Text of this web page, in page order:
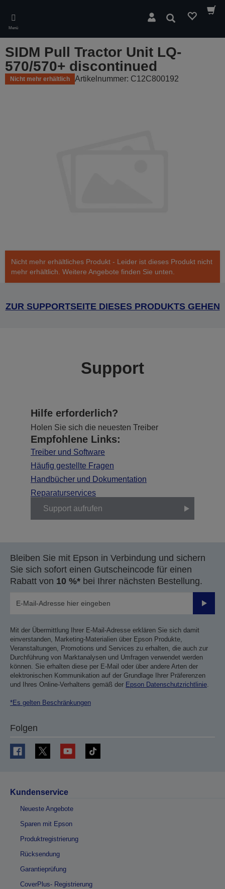
main
content
Menü
Suchen
SIDM Pull Tractor Unit LQ-
570/570+ discontinued
Nicht mehr erhältlich Artikelnummer: C12C800192
Nicht mehr erhältliches Produkt - Leider ist dieses Produkt nicht
mehr erhältlich. Weitere Angebote finden Sie unten.
ZUR SUPPORTSEITE DIESES PRODUKTS GEHEN
Support
Hilfe erforderlich?
Holen Sie sich die neuesten Treiber
Empfohlene Links:
Treiber und Software
Häufig gestellte Fragen
Handbücher und Dokumentation
Reparaturservices
Support aufrufen
Bleiben Sie mit Epson in Verbindung und sichern
Sie sich sofort einen Gutscheincode für einen
Rabatt von 10 %* bei Ihrer nächsten Bestellung.
Mit der Übermittlung Ihrer E-Mail-Adresse erklären Sie sich damit
einverstanden, Marketing-Materialien über Epson Produkte,
Veranstaltungen, Promotions und Services zu erhalten, die auch zur
Durchführung von Marktanalysen und Umfragen verwendet werden
können. Sie erhalten diese per E-Mail oder über andere Arten der
elektronischen Kommunikation auf der Grundlage Ihrer Präferenzen
und Ihres Online-Verhaltens gemäß der Epson Datenschutzrichtlinie.
*Es gelten Beschränkungen
Folgen
Kundenservice
Neueste Angebote
Sparen mit Epson
Produktregistrierung
Rücksendung
Garantieprüfung
CoverPlus- Registrierung